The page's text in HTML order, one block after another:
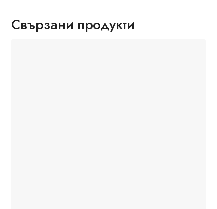
Свързани продукти